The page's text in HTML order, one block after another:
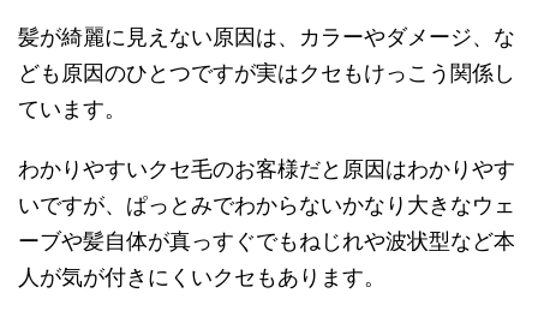
髪が綺麗に見えない原因は、カラーやダメージ、な
ども原因のひとつですが実はクセもけっこう関係し
ています。
わかりやすいクセ毛のお客様だと原因はわかりやす
いですが、ぱっとみでわからないかなり大きなウェ
ーブや髪自体が真っすぐでもねじれや波状型など本
人が気が付きにくいクセもあります。